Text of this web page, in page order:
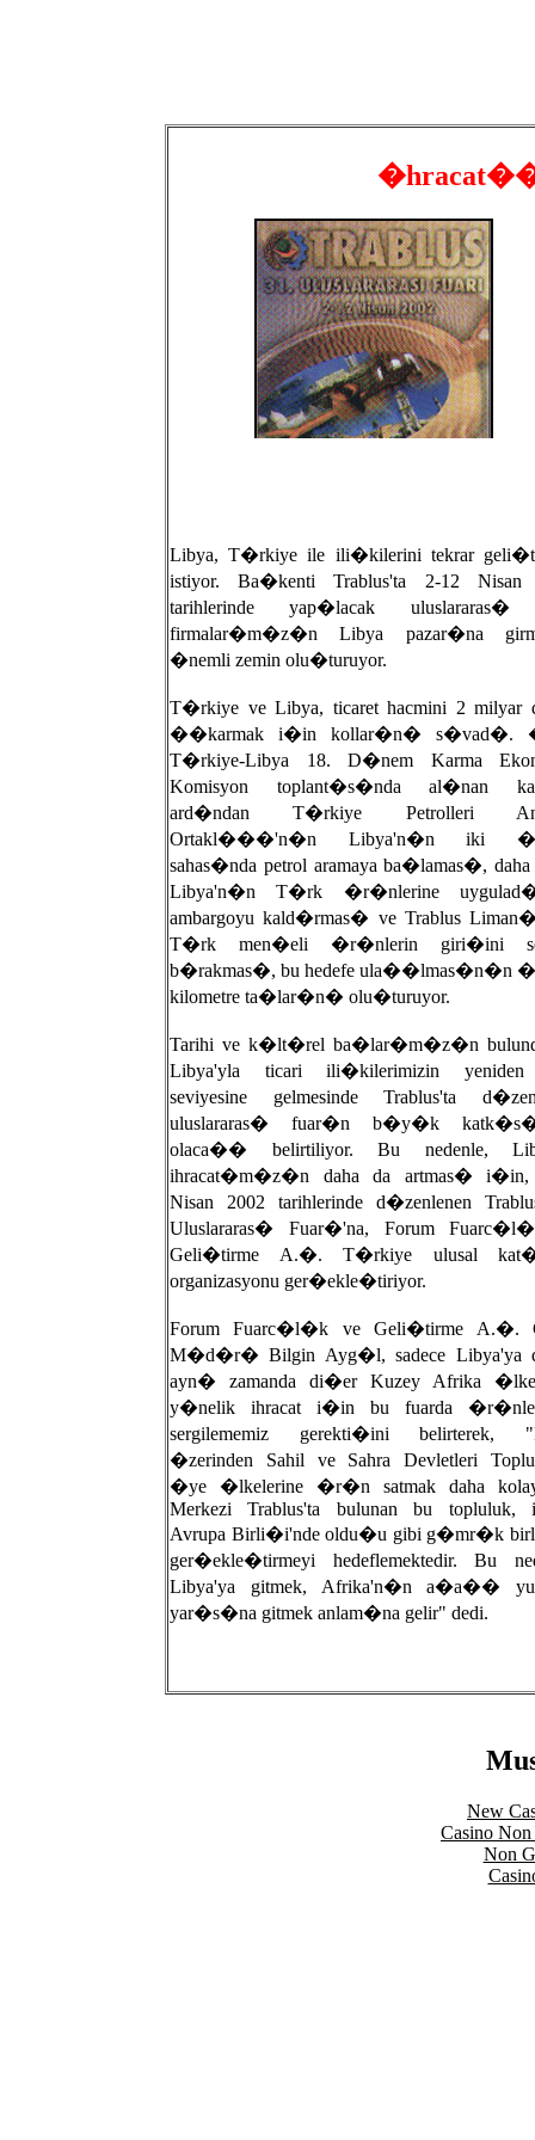
Libya, T�rkiye ile ili�kilerini tekrar
istiyor. Ba�kenti Trablus'ta 2-12 Nisan
tarihlerinde yap�lacak uluslararas�
firmalar�m�z�n Libya pazar�na
�nemli zemin olu�turuyor.
T�rkiye ve Libya, ticaret hacmini 2 milyar
��karmak i�in kollar�n� s�vad�.
T�rkiye-Libya 18. D�nem Karma
Komisyon toplant�s�nda al�nan
ard�ndan T�rkiye Petrolleri
Ortakl���'n�n Libya'n�n iki
sahas�nda petrol aramaya ba�lamas�, daha
Libya'n�n T�rk �r�nlerine
ambargoyu kald�rmas� ve Trablus
T�rk men�eli �r�nlerin giri�ini
b�rakmas�, bu hedefe ula��lmas�n�n
kilometre ta�lar�n� olu�turuyor.
Tarihi ve k�lt�rel ba�lar�m�z�n
Libya'yla ticari ili�kilerimizin
seviyesine gelmesinde Trablus'ta
uluslararas� fuar�n b�y�k
olaca�� belirtiliyor. Bu nedenle,
ihracat�m�z�n daha da artmas� i�in,
Nisan 2002 tarihlerinde d�zenlenen
Uluslararas� Fuar�'na, Forum
Geli�tirme A.�. T�rkiye ulusal
organizasyonu ger�ekle�tiriyor.
Forum Fuarc�l�k ve Geli�tirme A.�.
M�d�r� Bilgin Ayg�l, sadece Libya'ya
ayn� zamanda di�er Kuzey Afrika
y�nelik ihracat i�in bu fuarda
sergilememiz gerekti�ini belirterek,
�zerinden Sahil ve Sahra Devletleri
�ye �lkelerine �r�n satmak daha
Merkezi Trablus'ta bulunan bu topluluk,
Avrupa Birli�i'nde oldu�u gibi g�mr�k
ger�ekle�tirmeyi hedeflemektedir. Bu
Libya'ya gitmek, Afrika'n�n a�a��
yar�s�na gitmek anlam�na gelir" dedi.
New
Casino Non
Non